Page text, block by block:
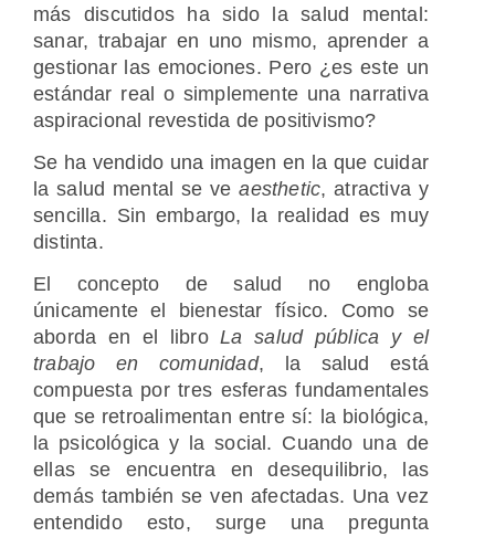
más discutidos ha sido la salud mental:
sanar, trabajar en uno mismo, aprender a
gestionar las emociones. Pero ¿es este un
estándar real o simplemente una narrativa
aspiracional revestida de positivismo?
Se ha vendido una imagen en la que cuidar
la salud mental se veaesthetic, atractiva y
sencilla. Sin embargo, la realidad es muy
distinta.
El concepto de salud no engloba
únicamente el bienestar físico. Como se
aborda en el libroLa salud pública y el
trabajo en comunidad, la salud está
compuesta por tres esferas fundamentales
que se retroalimentan entre sí: la biológica,
la psicológica y la social. Cuando una de
ellas se encuentra en desequilibrio, las
demás también se ven afectadas. Una vez
entendido esto, surge una pregunta